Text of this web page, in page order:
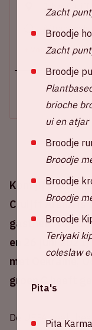
Kom jij onze
Cruijff ArenA is
gastheer van
en 26 juni
met Oekraïne,
groep C heeft
De UEFA heeft
Johan Cruijff
Aftrap
+ Voeg toe aan
Zacht
Broodje
Zacht
Broodje
brioche
ui en atjar
Broodje
Broodje
Broodje
Broodje
Broodje
Teriyaki
coleslaw
Pita's
Pita